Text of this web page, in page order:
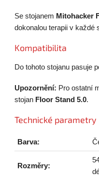
Se stojanem Mitohacker
dokonalou terapii v každé
Kompatibilita
Do tohoto stojanu pasuje
Upozornění: Pro ostatní
stojan Floor Stand 5.0.
Technické parametry
Barva:
Rozměry: